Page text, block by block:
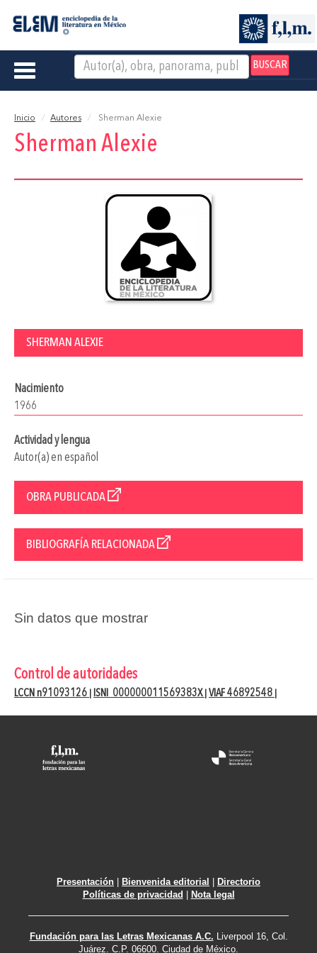
BUSCAR
Toggle
Inicio Autores Sherman Alexie
Sherman Alexie
SHERMAN ALEXIE
Nacimiento
1966
Actividad y lengua
Autor(a) en español
OBRA PUBLICADA
BIBLIOGRAFÍA RELACIONADA
Sin datos que mostrar
Control de autoridades
LCCN n91093126 ISNI 000000011569383X VIAF 46892548
Presentación Bienvenida editorial
Directorio
Políticas de privacidad
Nota legal
Fundación para las Letras Mexicanas A.C. Liverpool 16, Col.
Juárez. C.P. 06600. Ciudad de México.